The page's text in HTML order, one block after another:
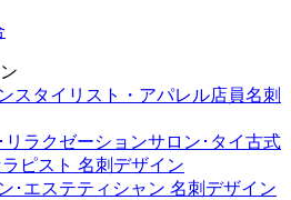
スタイリスト・アパレル店員名刺
リラクゼーションサロン･タイ古式
ピスト 名刺デザイン
･エステティシャン 名刺デザイン